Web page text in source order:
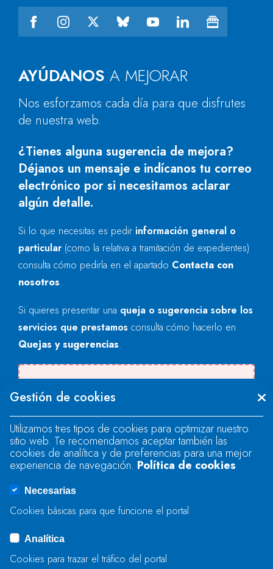
AYÚDANOS A MEJORAR
Nos esforzamos cada día para que disfrutes
de nuestra web.
¿Tienes alguna sugerencia de mejora?
Déjanos un mensaje e indícanos tu correo
electrónico por si necesitamos aclarar
algún detalle.
Si lo que necesitas es pedir información general o
particular (como la relativa a tramitación de expedientes)
consulta cómo pedirla en el apartado Contacta con
nosotros.
Si quieres presentar una queja o sugerencia sobre los
servicios que prestamos consulta cómo hacerlo en
Quejas y sugerencias.
"text" field.
There was an error when loading the
"text" field.
There was an error when loading the
Gestión de cookies
Utilizamos tres tipos de cookies para optimizar nuestro
sitio web. Te recomendamos aceptar también las
cookies de analítica y de preferencias para una mejor
experiencia de navegación. Política de cookies
Necesarias
Cookies básicas para que funcione el portal
Analítica
Cookies para trazar el tráfico del portal